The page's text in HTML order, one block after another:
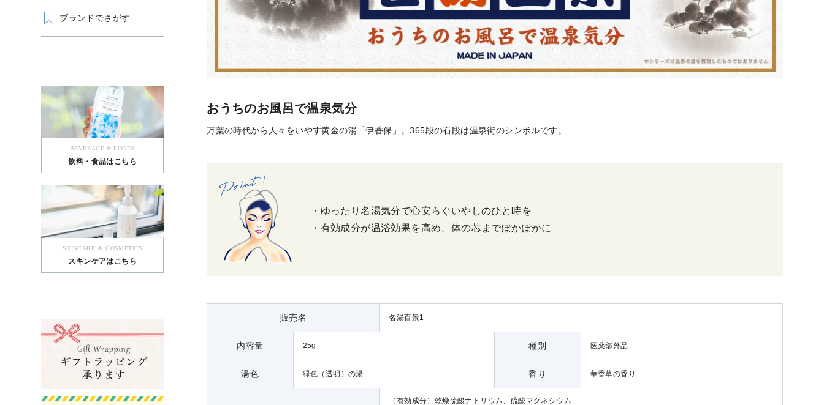
ブランドでさがす
BEVERAGE & FOODS
飲料・食品はこちら
SKINCARE ＆ COSMETICS
スキンケアはこちら
おうちのお風呂で温泉気分
万葉の時代から人々をいやす黄金の湯「伊香保」。365段の石段は温泉街のシンボルです。
・ゆったり名湯気分で心安らぐいやしのひと時を
・有効成分が温浴効果を高め、体の芯までぽかぽかに
販売名 名湯百景1
内容量 25g 種別 医薬部外品
湯色 緑色（透明）の湯 香り 華香草の香り
（有効成分）乾燥硫酸ナトリウム、硫酸マグネシウム